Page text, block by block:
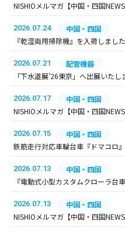
NISHIOメルマガ【中国・四国
2026.07.24
中国・四国
『乾湿両用掃除機』を入荷しました
2026.07.21
配管機器
「下水道展’26東京」へ出展いたし
2026.07.17
中国・四国
NISHIOメルマガ【中国・四国
2026.07.15
中国・四国
鉄筋走行対応車輪台車『ドマコロ
2026.07.13
中国・四国
『電動式小型カスタムクローラ台
2026.07.13
中国・四国
NISHIOメルマガ【中国・四国